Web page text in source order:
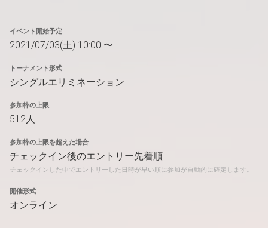
イベント開始予定
2021/07/03(土) 10:00 〜
トーナメント形式
シングルエリミネーション
参加枠の上限
512人
参加枠の上限を超えた場合
チェックイン後のエントリー先着順
チェックインした中でエントリーした日時が早い順に参加が自動的に確定します。
開催形式
オンライン